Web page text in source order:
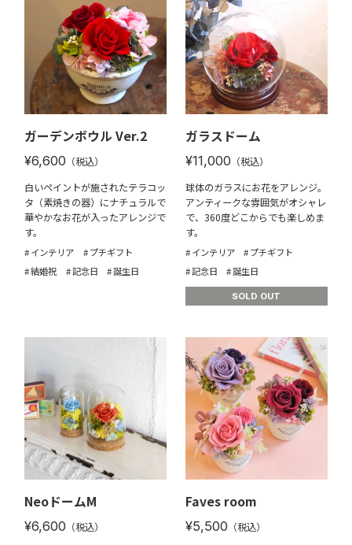
ガーデンボウル Ver.2
¥6,600 （税込）
白いペイントが施されたテラコッ
タ（素焼きの器）にナチュラルで
華やかなお花が入ったアレンジで
す。
インテリア
プチギフト
結婚祝
記念日 誕生日
ガラスドーム
¥11,000 （税込）
球体のガラスにお花をアレンジ。
アンティークな雰囲気がオシャレ
で、360度どこからでも楽しめま
す。
インテリア
プチギフト
記念日
誕生日
SOLD OUT
NeoドームM
¥6,600 （税込）
Faves room
¥5,500 （税込）